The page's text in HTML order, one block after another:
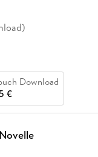
Download
€